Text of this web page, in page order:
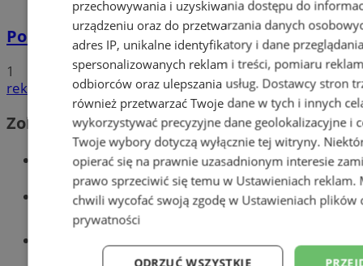
Policyjna eskorta na porodówkę
1
reklama
Zobacz również
Wiadomości kryminalne w Wodzisławiu
Wiadomości lokalne
Tworzenie stron www - Wodzisław
przechowywania i uzyskiwania dostępu do
urządzeniu oraz do przetwarzania danych
adres IP, unikalne identyfikatory i dane
spersonalizowanych reklam i treści, pomiaru
odbiorców oraz ulepszania usług. Dostawcy stron
również przetwarzać Twoje dane w tych i innych
wykorzystywać precyzyjne dane geolokalizacyjne i
Twoje wybory dotyczą wyłącznie tej witryny.
opierać się na prawnie uzasadnionym interesie
prawo sprzeciwić się temu w Ustawieniach reklam.
chwili wycofać swoją zgodę w Ustawieniach plików
prywatności
ODRZUĆ WSZYSTKIE